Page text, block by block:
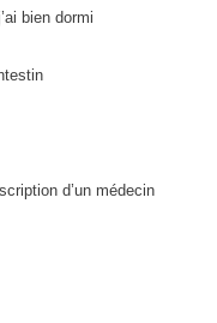
bien dormi
d’un médecin